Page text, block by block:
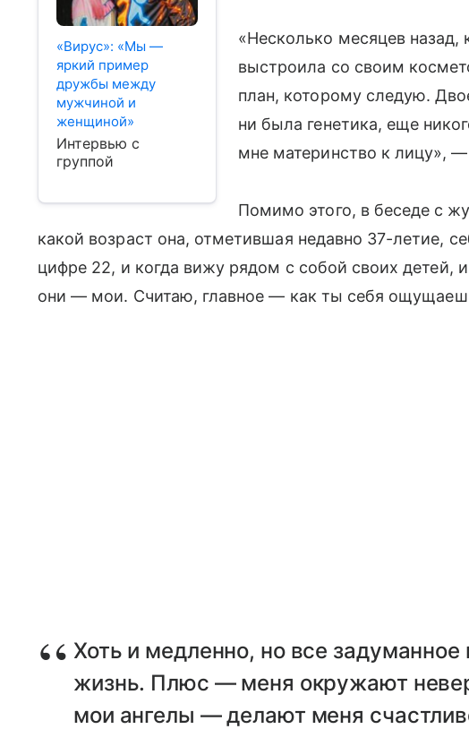
«Вирус»: «Мы —
яркий пример
дружбы между
мужчиной и
женщиной»
Интервью с
группой
«Несколько месяцев назад,
выстроила со своим
план, которому следую.
ни была генетика, еще
мне материнство к лицу», —
Помимо этого, в беседе с
какой возраст она, отметившая недавно 37-летие,
цифре 22, и когда вижу рядом с собой своих детей,
они — мои. Считаю, главное — как ты себя
Хоть и медленно, но все
жизнь. Плюс — меня окружают
мои ангелы — делают меня